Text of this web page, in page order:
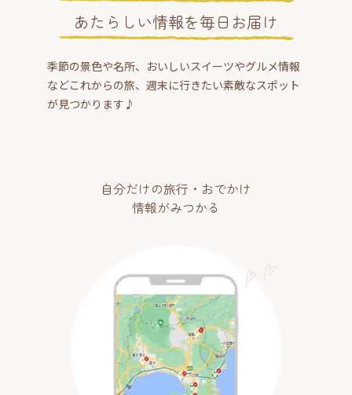
あたらしい情報を毎日お届け
季節の景色や名所、おいしいスイーツやグルメ情報
などこれからの旅、週末に行きたい素敵なスポット
が見つかります♪
自分だけの旅行・おでかけ
情報がみつかる